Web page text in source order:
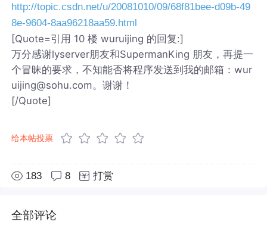
http://topic.csdn.net/u/20081010/09/68f81bee-d09b-49
8e-9604-8aa96218aa59.html
[Quote=引用 10 楼 wuruijing 的回复:]
万分感谢lyserver朋友和SupermanKing 朋友，再提一
个冒昧的要求，不知能否将程序发送到我的邮箱：wur
uijing@sohu.com。谢谢！
[/Quote]
给本帖投票
183 8 打赏
全部评论